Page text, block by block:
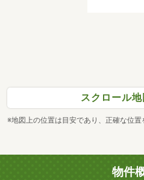
スクロール
※地図上の位置は目安であり、正確な位置
物件